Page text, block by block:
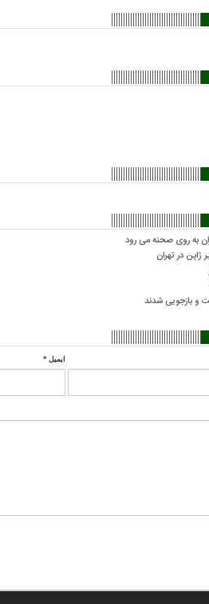
به روی صحنه می رود
در تهران
و بازجویی شدند
ایمیل *